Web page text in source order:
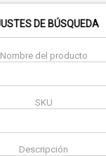
DE BÚSQUEDA
Nombre del producto
SKU
Descripción